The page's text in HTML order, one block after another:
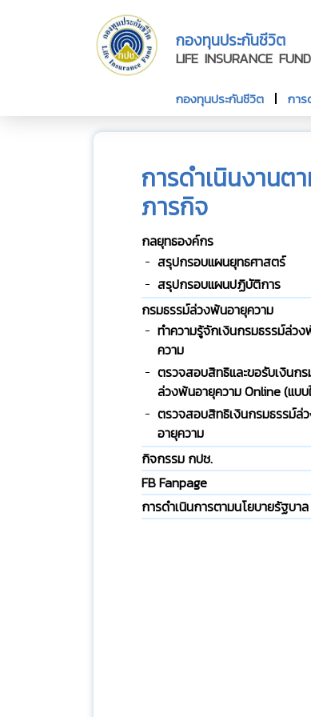
กองทุนประกันชีวิต
LIFE INSURANCE FUND
กองทุนประกันชีวิต การ
การดำเนินงานต
ภารกิจ
กลยุทธองค์กร
สรุปกรอบแผนยุทธศาสตร์
สรุปกรอบแผนปฏิบัติการ
กรมธรรม์ล่วงพ้นอายุความ
ทําความรู้จักเงินกรมธรรม์ล่ว
ความ
ตรวจสอบสิทธิและขอรับเงินก
ล่วงพ้นอายุความ Online (แบบ
ตรวจสอบสิทธิเงินกรมธรรม์ล่
อายุความ
กิจกรรม กปช.
FB Fanpage
การดำเนินการตามนโยบายรัฐบาล